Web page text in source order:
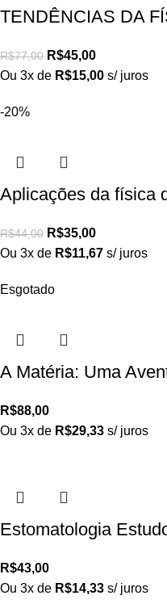
TENDÊNCIAS DA
R$77,00 R$45,00
Ou 3x de R$15,00 s/ juros
-20%
Aplicações da física
R$44,00 R$35,00
Ou 3x de R$11,67 s/ juros
Esgotado
A Matéria: Uma
R$88,00
Ou 3x de R$29,33 s/ juros
Estomatologia
R$43,00
Ou 3x de R$14,33 s/ juros